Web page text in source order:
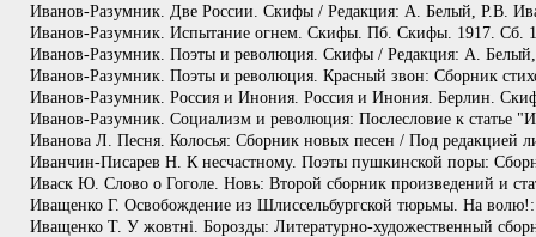
Иванов-Разумник. Две России. Скифы / Редакция: А. Белый, Р.В.
Иванов-Разумник. Испытание огнем. Скифы. Пб. Скифы. 1917. Сб. 1
Иванов-Разумник. Поэты и революция. Скифы / Редакция: А.
Иванов-Разумник. Поэты и революция. Красный звон: Сборник
Иванов-Разумник. Россия и Инония. Россия и Инония. Берлин.
Иванов-Разумник. Социализм и революция: Послесловие к
Иванова Л. Песня. Колосья: Сборник новых песен / Под
Иванчин-Писарев Н. К несчастному. Поэты пушкинской поры:
Иваск Ю. Слово о Гоголе. Новь: Второй сборник произведений и
Иващенко Г. Освобождение из Шлиссельбургской тюрьмы. На
Иващенко Т. У жовтнi. Борозды: Литературно-художественный